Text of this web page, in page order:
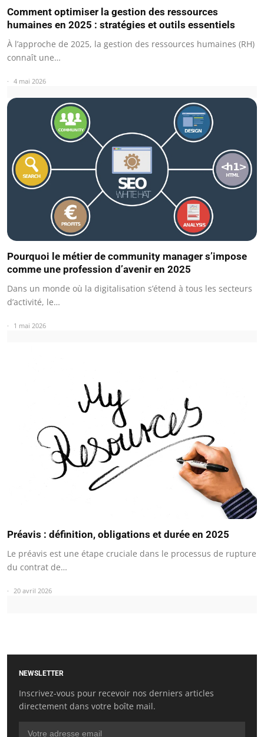
Comment optimiser la gestion des ressources
humaines en 2025 : stratégies et outils essentiels
À l’approche de 2025, la gestion des ressources humaines (RH)
connaît une…
4 mai 2026
Pourquoi le métier de community manager s’impose
comme une profession d’avenir en 2025
Dans un monde où la digitalisation s’étend à tous les secteurs
d’activité, le…
1 mai 2026
Préavis : définition, obligations et durée en 2025
Le préavis est une étape cruciale dans le processus de rupture
du contrat de…
20 avril 2026
NEWSLETTER
Inscrivez-vous pour recevoir nos derniers articles
directement dans votre boîte mail.